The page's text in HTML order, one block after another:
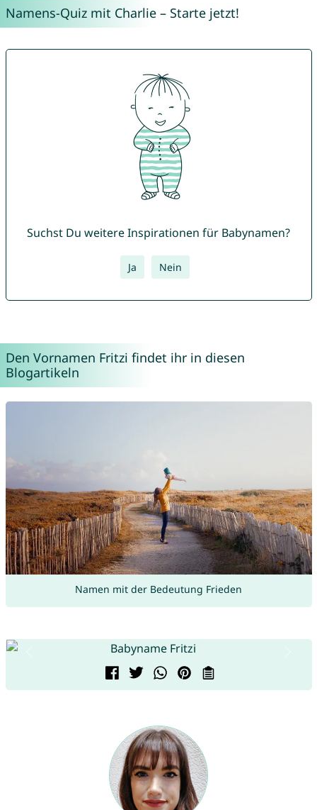
Namens-Quiz mit Charlie – Starte jetzt!
Suchst Du weitere Inspirationen für Babynamen?
Ja Nein
Den Vornamen Fritzi findet ihr in diesen
Blogartikeln
Namen mit der Bedeutung Frieden